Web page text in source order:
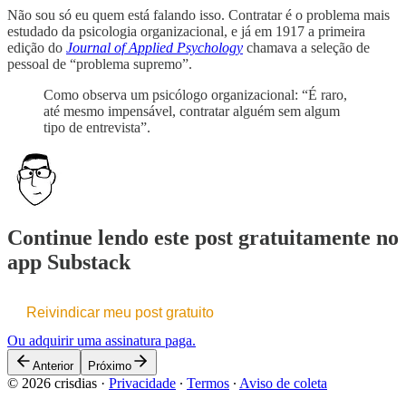
Não sou só eu quem está falando isso. Contratar é o problema mais
estudado da psicologia organizacional, e já em 1917 a primeira
edição do Journal of Applied Psychology chamava a seleção de
pessoal de “problema supremo”.
Como observa um psicólogo organizacional: “É raro,
até mesmo impensável, contratar alguém sem algum
tipo de entrevista”.
Continue lendo este post gratuitamente no
app Substack
Reivindicar meu post gratuito
Ou adquirir uma assinatura paga.
Anterior Próximo
© 2026 crisdias · Privacidade ∙ Termos ∙ Aviso de coleta